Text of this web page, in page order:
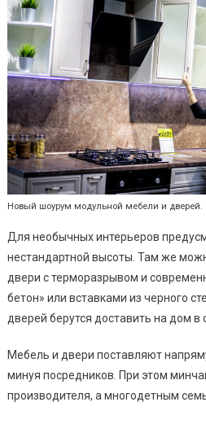
Новый шоурум модульной мебели и дверей.
Для необычных интерьеров
нестандартной высоты. Там же
двери с терморазрывом и
бетон» или вставками из черного
дверей берутся доставить на дом в
Мебель и двери поставляют
минуя посредников. При этом
производителя, а многодетным